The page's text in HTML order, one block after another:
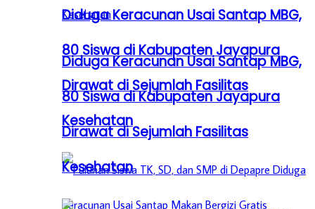
Diduga Keracunan Usai Santap MBG,
80 Siswa di Kabupaten Jayapura
Dirawat di Sejumlah Fasilitas
Kesehatan
Diduga Keracunan Usai Santap MBG,
80 Siswa di Kabupaten Jayapura
Dirawat di Sejumlah Fasilitas
Kesehatan